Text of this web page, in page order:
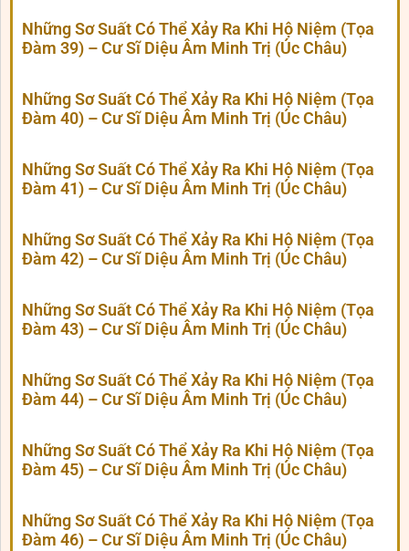
Những Sơ Suất Có Thể Xảy Ra Khi Hộ Niệm (Tọa
Đàm 39) – Cư Sĩ Diệu Âm Minh Trị (Úc Châu)
Những Sơ Suất Có Thể Xảy Ra Khi Hộ Niệm (Tọa
Đàm 40) – Cư Sĩ Diệu Âm Minh Trị (Úc Châu)
Những Sơ Suất Có Thể Xảy Ra Khi Hộ Niệm (Tọa
Đàm 41) – Cư Sĩ Diệu Âm Minh Trị (Úc Châu)
Những Sơ Suất Có Thể Xảy Ra Khi Hộ Niệm (Tọa
Đàm 42) – Cư Sĩ Diệu Âm Minh Trị (Úc Châu)
Những Sơ Suất Có Thể Xảy Ra Khi Hộ Niệm (Tọa
Đàm 43) – Cư Sĩ Diệu Âm Minh Trị (Úc Châu)
Những Sơ Suất Có Thể Xảy Ra Khi Hộ Niệm (Tọa
Đàm 44) – Cư Sĩ Diệu Âm Minh Trị (Úc Châu)
Những Sơ Suất Có Thể Xảy Ra Khi Hộ Niệm (Tọa
Đàm 45) – Cư Sĩ Diệu Âm Minh Trị (Úc Châu)
Những Sơ Suất Có Thể Xảy Ra Khi Hộ Niệm (Tọa
Đàm 46) – Cư Sĩ Diệu Âm Minh Trị (Úc Châu)